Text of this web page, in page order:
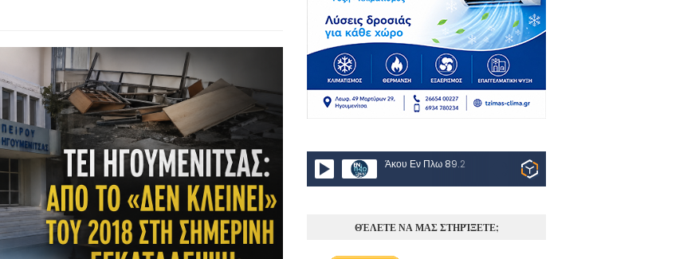
Άκου Εν Πλω 89.2
ΘΈΛΕΤΕ ΝΑ ΜΑΣ ΣΤΗΡΊΞΕΤΕ;